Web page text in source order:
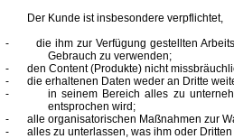
Der Kunde ist insbesondere verpflichtet,
-
die ihm zur Verfügung gestellten
Gebrauch zu verwenden;
-
den Content (Produkte) nicht
-
die erhaltenen Daten weder an Dritte
-
in seinem Bereich alles zu
entsprochen wird;
-
alle organisatorischen Maßnahmen zur
-
alles zu unterlassen, was ihm oder